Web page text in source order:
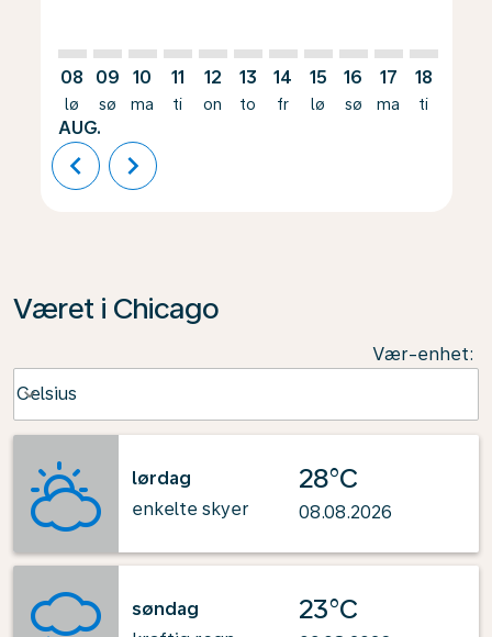
08
lø
AUG.
09
sø
10
ma
11
ti
12
on
13
to
14
fr
15
lø
16
sø
17
ma
18
ti
chevron_left chevron_right
Været i Chicago
Vær-enhet:
Celsius
keyboard_arrow_down
lørdag
enkelte skyer
28°C
08.08.2026
søndag
23°C